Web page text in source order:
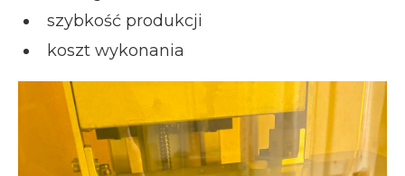
szybkość produkcji
koszt wykonania